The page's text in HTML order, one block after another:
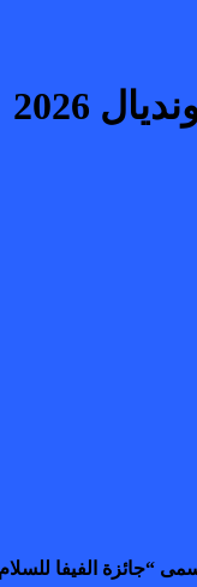
2026
للسلام”، ستُمنح للمرة